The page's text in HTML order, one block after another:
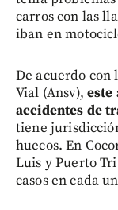
carros con las
iban en
De acuerdo con
Vial (Ansv), este
accidentes de
tiene
huecos. En
Luis y Puerto
casos en cada